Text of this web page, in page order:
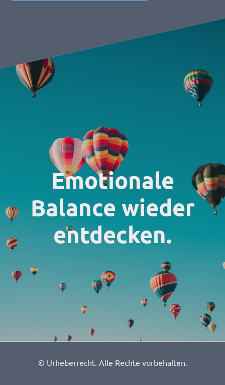
Emotionale
Balance wieder
entdecken.
© Urheberrecht. Alle Rechte vorbehalten.